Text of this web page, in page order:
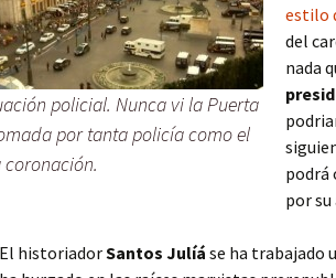
policial. Nunca vi la Puerta
por tanta policía como el
estilo
del
nada
podrá
por
El historiadorSantos Julíá se ha trabajado